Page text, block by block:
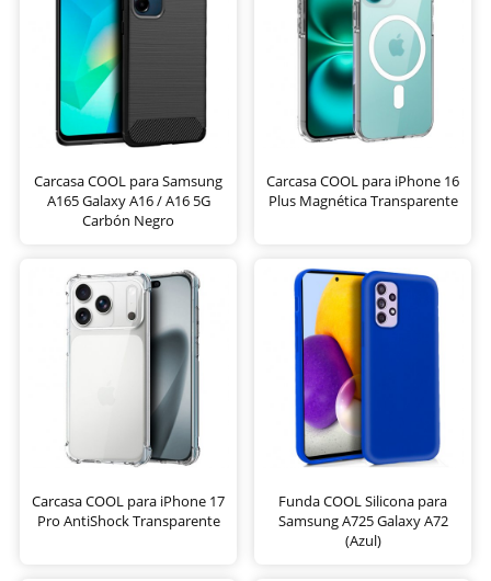
Carcasa COOL para Samsung
A165 Galaxy A16 / A16 5G
Carbón Negro
Carcasa COOL para iPhone 16
Plus Magnética Transparente
Carcasa COOL para iPhone 17
Pro AntiShock Transparente
Funda COOL Silicona para
Samsung A725 Galaxy A72
(Azul)